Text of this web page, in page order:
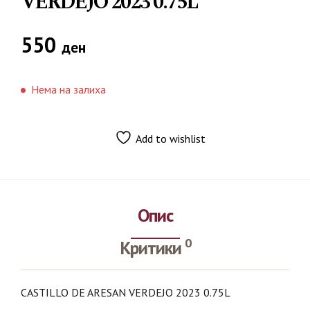
550 ден
Нема на залиха
Add to wishlist
Опис
Критики 0
CASTILLO DE ARESAN VERDEJO 2023 0.75L